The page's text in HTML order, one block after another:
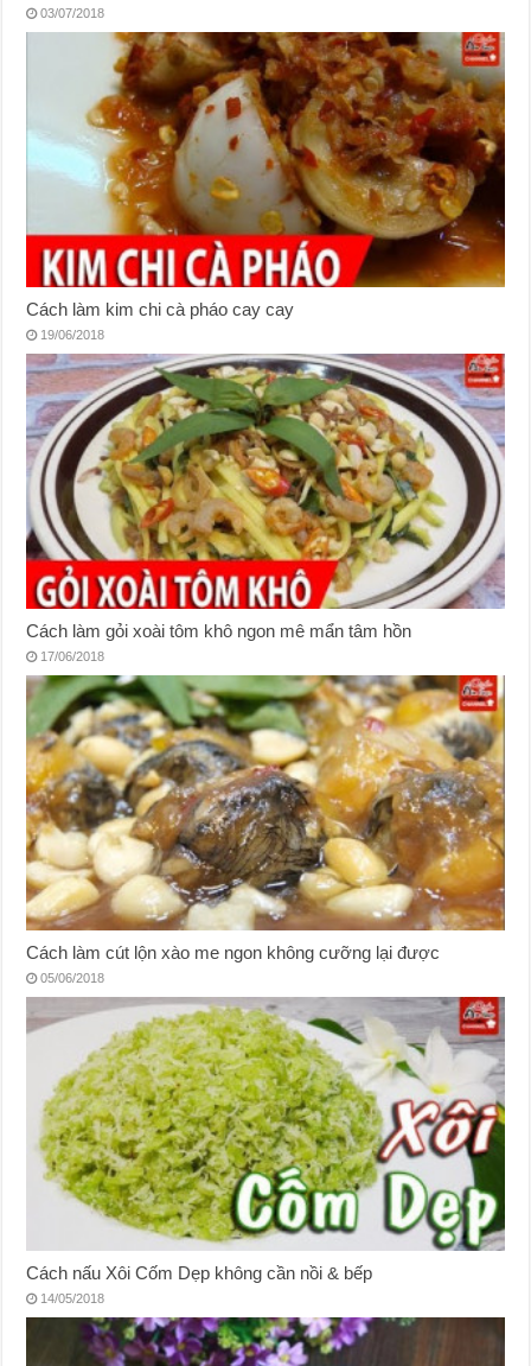
03/07/2018
Cách làm kim chi cà pháo cay cay
19/06/2018
Cách làm gỏi xoài tôm khô ngon mê mẩn tâm hồn
17/06/2018
Cách làm cút lộn xào me ngon không cưỡng lại được
05/06/2018
Cách nấu Xôi Cốm Dẹp không cần nồi & bếp
14/05/2018